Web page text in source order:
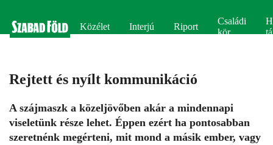
Közélet Interjú Riport
Családi
kör
Rejtett és nyílt kommunikáció
A szájmaszk a közeljövőben akár a mindennapi
viseletünk része lehet. Éppen ezért ha pontosabban
szeretnénk megérteni, mit mond a másik ember, vagy